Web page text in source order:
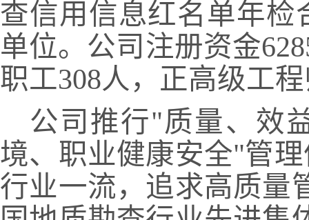
查信用信息红名单年
单位。公司注册资金
职工308人，正高级工
公司推行"质量、效
境、职业健康安全"管
行业一流，追求高质量